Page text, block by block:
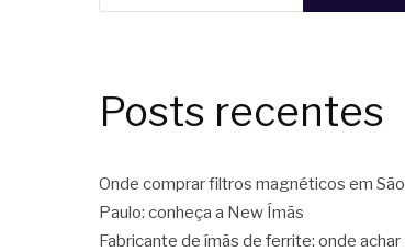
Posts recentes
Onde comprar filtros magnéticos em São
Paulo: conheça a New Ímãs
Fabricante de ímãs de ferrite: onde achar